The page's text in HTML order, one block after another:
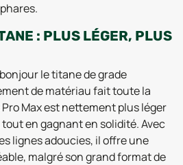
: PLUS LÉGER, PLUS
le titane de grade
de matériau fait toute la
Pro Max est nettement plus léger
en gagnant en solidité. Avec
lignes adoucies, il offre une
malgré son grand format de